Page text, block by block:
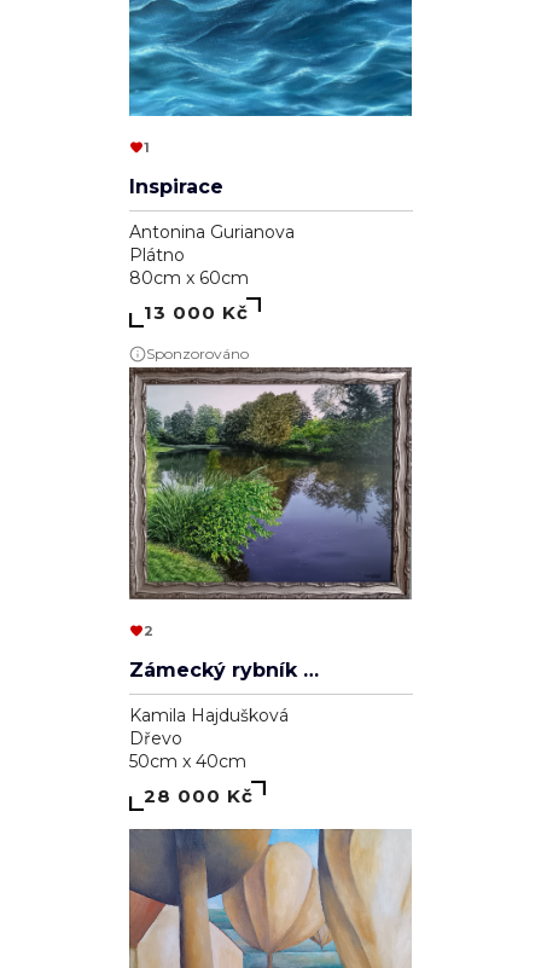
1
Inspirace
Antonina Gurianova
Plátno
80cm x 60cm
13 000 Kč
Sponzorováno
2
Zámecký rybník v Lednici
Kamila Hajdušková
Dřevo
50cm x 40cm
28 000 Kč